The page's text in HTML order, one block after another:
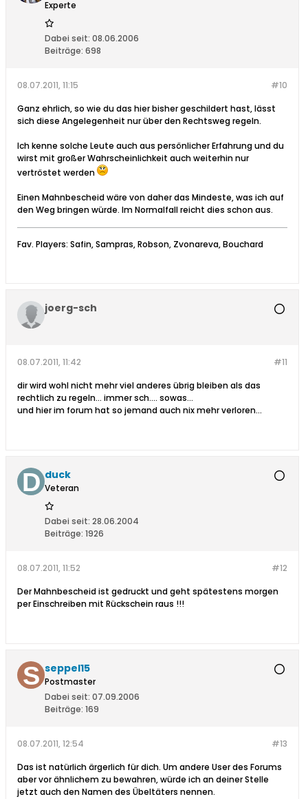
Experte
Dabei seit: 08.06.2006
Beiträge: 698
#10
08.07.2011, 11:15
Ganz ehrlich, so wie du das hier bisher geschildert hast, lässt
sich diese Angelegenheit nur über den Rechtsweg regeln.
Ich kenne solche Leute auch aus persönlicher Erfahrung und du
wirst mit großer Wahrscheinlichkeit auch weiterhin nur
vertröstet werden
Einen Mahnbescheid wäre von daher das Mindeste, was ich auf
den Weg bringen würde. Im Normalfall reicht dies schon aus.
Fav. Players: Safin, Sampras, Robson, Zvonareva, Bouchard
joerg-sch
#11
08.07.2011, 11:42
dir wird wohl nicht mehr viel anderes übrig bleiben als das
rechtlich zu regeln... immer sch.... sowas...
und hier im forum hat so jemand auch nix mehr verloren...
duck
Veteran
Dabei seit: 28.06.2004
Beiträge: 1926
#12
08.07.2011, 11:52
Der Mahnbescheid ist gedruckt und geht spätestens morgen
per Einschreiben mit Rückschein raus !!!
seppel15
Postmaster
Dabei seit: 07.09.2006
Beiträge: 169
#13
08.07.2011, 12:54
Das ist natürlich ärgerlich für dich. Um andere User des Forums
aber vor ähnlichem zu bewahren, würde ich an deiner Stelle
jetzt auch den Namen des Übeltäters nennen.